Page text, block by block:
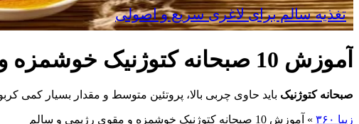
تغذیه سالم برای لاغری سریع و اصولی
آموزش 10 صبحانه کتوژنیک خوشمزه و مقوی رژیمی و سالم
صبحانه کتوژنیک باید حاوی چربی بالا، پروتئین متوسط و مقدار بسیار کمی
زیبا ۳۶۰ » آموزش 10 صبحانه کتوژنیک خوشمزه و مقوی رژیمی و سالم